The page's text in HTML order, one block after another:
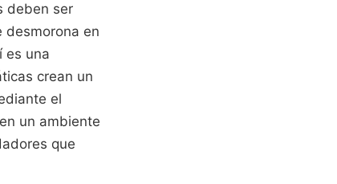
deben ser
desmorona en
es una
crean un
el
un ambiente
que